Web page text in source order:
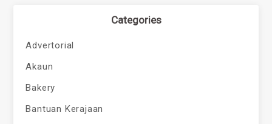
Categories
Advertorial
Akaun
Bakery
Bantuan Kerajaan